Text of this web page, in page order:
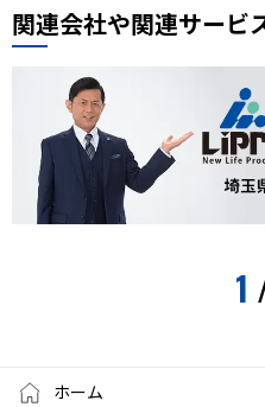
関連会社や関連サービ
1
ホーム